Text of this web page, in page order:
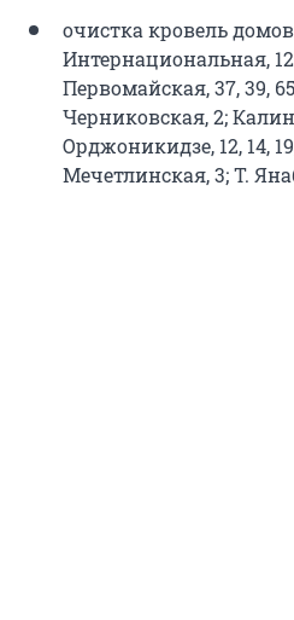
очистка кровель
Интернациональная,
Первомайская, 37, 39,
Черниковская, 2;
Орджоникидзе, 12, 14,
Мечетлинская, 3; Т.